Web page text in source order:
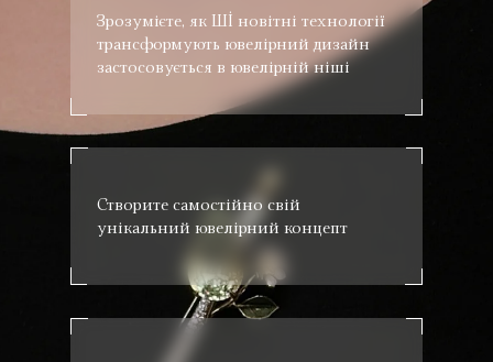
Зрозумієте, як ШІ новітні технології
трансформують ювелірний дизайн
застосовується в ювелірній ніші
Створите самостійно свій
унікальний ювелірний концепт